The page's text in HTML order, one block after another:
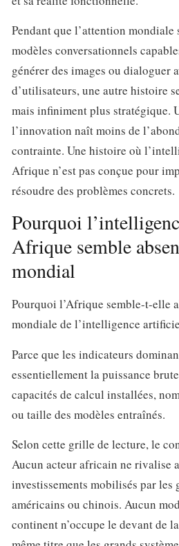
Pendant que l’attention mondiale
modèles conversationnels
générer des images ou dialoguer
d’utilisateurs, une autre histoire
mais infiniment plus stratégique.
l’innovation naît moins de
contrainte. Une histoire où
Afrique n’est pas conçue pour
résoudre des problèmes concrets.
Pourquoi
Afrique semble
mondial
Pourquoi l’Afrique semble-t-elle
mondiale de l’intelligence
Parce que les indicateurs
essentiellement la puissance
capacités de calcul installées,
ou taille des modèles entraînés.
Selon cette grille de lecture, le
Aucun acteur africain ne rivalise
investissements mobilisés par les
américains ou chinois. Aucun
continent n’occupe le devant de